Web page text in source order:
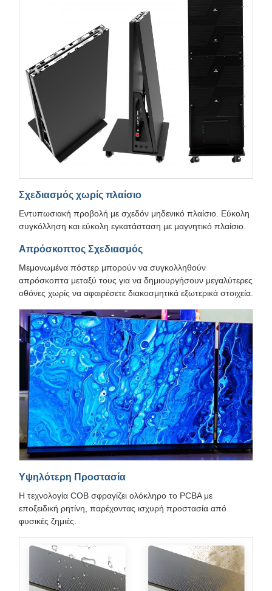
Σχεδιασμός χωρίς πλαίσιο
Εντυπωσιακή προβολή με σχεδόν μηδενικό πλαίσιο. Εύκολη
συγκόλληση και εύκολη εγκατάσταση με μαγνητικό πλαίσιο.
Απρόσκοπτος Σχεδιασμός
Μεμονωμένα πόστερ μπορούν να συγκολληθούν
απρόσκοπτα μεταξύ τους για να δημιουργήσουν μεγαλύτερες
οθόνες χωρίς να αφαιρέσετε διακοσμητικά εξωτερικά στοιχεία.
Υψηλότερη Προστασία
Η τεχνολογία COB σφραγίζει ολόκληρο το PCBA με
εποξειδική ρητίνη, παρέχοντας ισχυρή προστασία από
φυσικές ζημιές.